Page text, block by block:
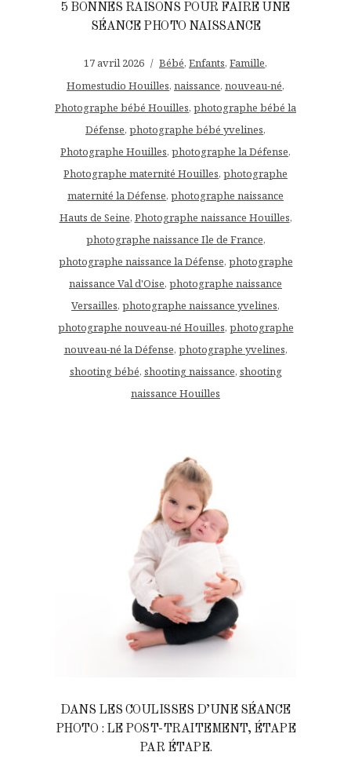
5 BONNES RAISONS POUR FAIRE UNE
SÉANCE PHOTO NAISSANCE
17 avril 2026 Bébé, Enfants, Famille,
Homestudio Houilles, naissance, nouveau-né,
Photographe bébé Houilles, photographe bébé la
Défense, photographe bébé yvelines,
Photographe Houilles, photographe la Défense,
Photographe maternité Houilles, photographe
maternité la Défense, photographe naissance
Hauts de Seine, Photographe naissance Houilles,
photographe naissance Ile de France,
photographe naissance la Défense, photographe
naissance Val d'Oise, photographe naissance
Versailles, photographe naissance yvelines,
photographe nouveau-né Houilles, photographe
nouveau-né la Défense, photographe yvelines,
shooting bébé, shooting naissance, shooting
naissance Houilles
DANS LES COULISSES D’UNE SÉANCE
PHOTO : LE POST-TRAITEMENT, ÉTAPE
PAR ÉTAPE.